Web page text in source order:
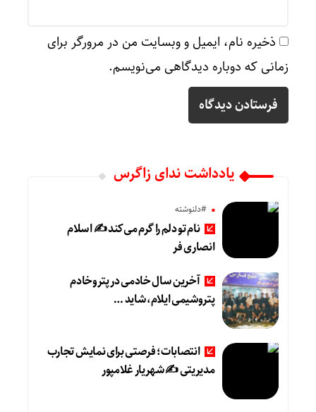
ذخیره نام، ایمیل و وبسایت من در مرورگر برای
زمانی که دوباره دیدگاهی می‌نویسم.
یادداشت ندای زاگرس
#دلنوشته
نام تو دلم را گرم می‌کند ✍️ اسلام
انصاری فر
آخرین سال خادمی در پتروخادم
پتروشیمی ایلام، شاید …
انتصابات؛ فرصتی برای نمایش تجارب
مدیریتی ✍ شهریار غلامپور